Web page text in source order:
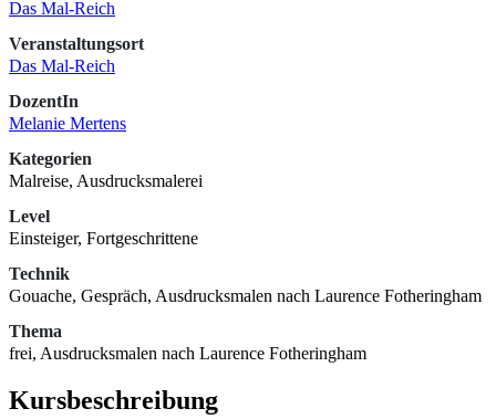
Das Mal-Reich
Veranstaltungsort
Das Mal-Reich
DozentIn
Melanie Mertens
Kategorien
Malreise, Ausdrucksmalerei
Level
Einsteiger, Fortgeschrittene
Technik
Gouache, Gespräch, Ausdrucksmalen nach Laurence Fotheringham
Thema
frei, Ausdrucksmalen nach Laurence Fotheringham
Kursbeschreibung